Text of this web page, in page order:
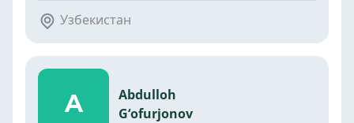
Узбекистан
A
Abdulloh
G‘ofurjonov